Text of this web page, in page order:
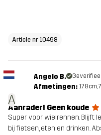
Article nr 10498
A
Angelo B.
Afmetingen: 178cm,
Aanrader! Geen koude
Super voor wielrennen. Blijft
bij fietsen, eten en drinken.